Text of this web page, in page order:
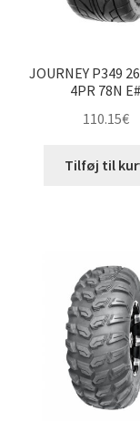
JOURNEY P349
4PR 78N E#
110.15€
Tilføj til